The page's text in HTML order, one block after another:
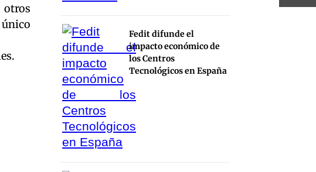
otros
Fedit difunde el
impacto económico de
los Centros
Tecnológicos en España